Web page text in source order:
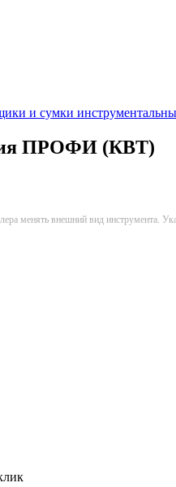
и сумки
ПРОФИ (КВТ)
менять внешний вид инструмента.